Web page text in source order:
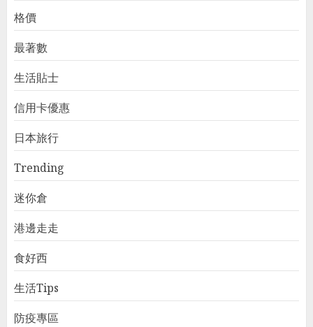
格價
最著數
生活貼士
信用卡優惠
日本旅行
Trending
迷你倉
港邊走走
食好西
生活Tips
防疫專區